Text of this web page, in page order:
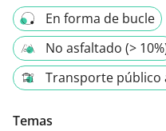
En forma de bucle
No asfaltado (>
Transporte público
Temas